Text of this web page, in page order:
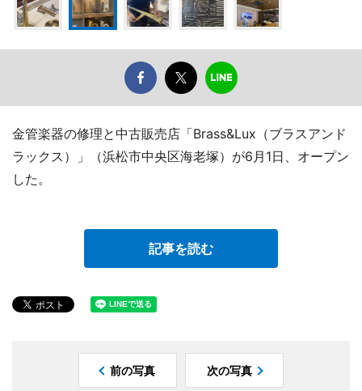
金管楽器の修理と中古販売店「Brass&Lux（ブラスアンド
ラックス）」（浜松市中央区海老塚）が6月1日、オープン
した。
記事を読む
前の写真 次の写真